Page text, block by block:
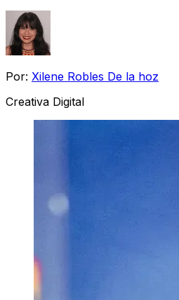
Por: Xilene Robles De la hoz
Creativa Digital